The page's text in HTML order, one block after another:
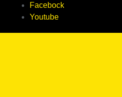
Facebock
Youtube